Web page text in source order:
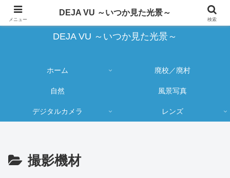
蔵出し写真の大売り出しとカメラ物欲のブログ
DEJA VU ～いつか見た光景～
ホーム 廃校／廃村
自然 風景写真
デジタルカメラ レンズ
撮影機材
メニュー
DEJA VU ～いつか見た光景～
検索